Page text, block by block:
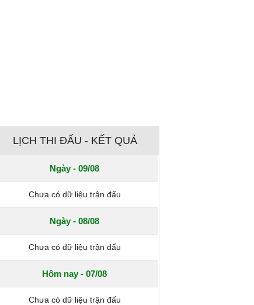
LỊCH THI ĐẤU - KẾT QUẢ
Ngày - 09/08
Chưa có dữ liệu trận đấu
Ngày - 08/08
Chưa có dữ liệu trận đấu
Hôm nay - 07/08
Chưa có dữ liệu trận đấu